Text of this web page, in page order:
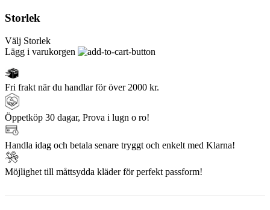
Storlek
Välj Storlek
Lägg i varukorgen
Fri frakt när du handlar för över 2000 kr.
Öppetköp 30 dagar, Prova i lugn o ro!
Handla idag och betala senare tryggt och enkelt med Klarna!
Möjlighet till måttsydda kläder för perfekt passform!